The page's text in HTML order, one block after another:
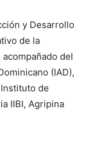
y Desarrollo
de la
del
(IAD),
de
IIBI, Agripina